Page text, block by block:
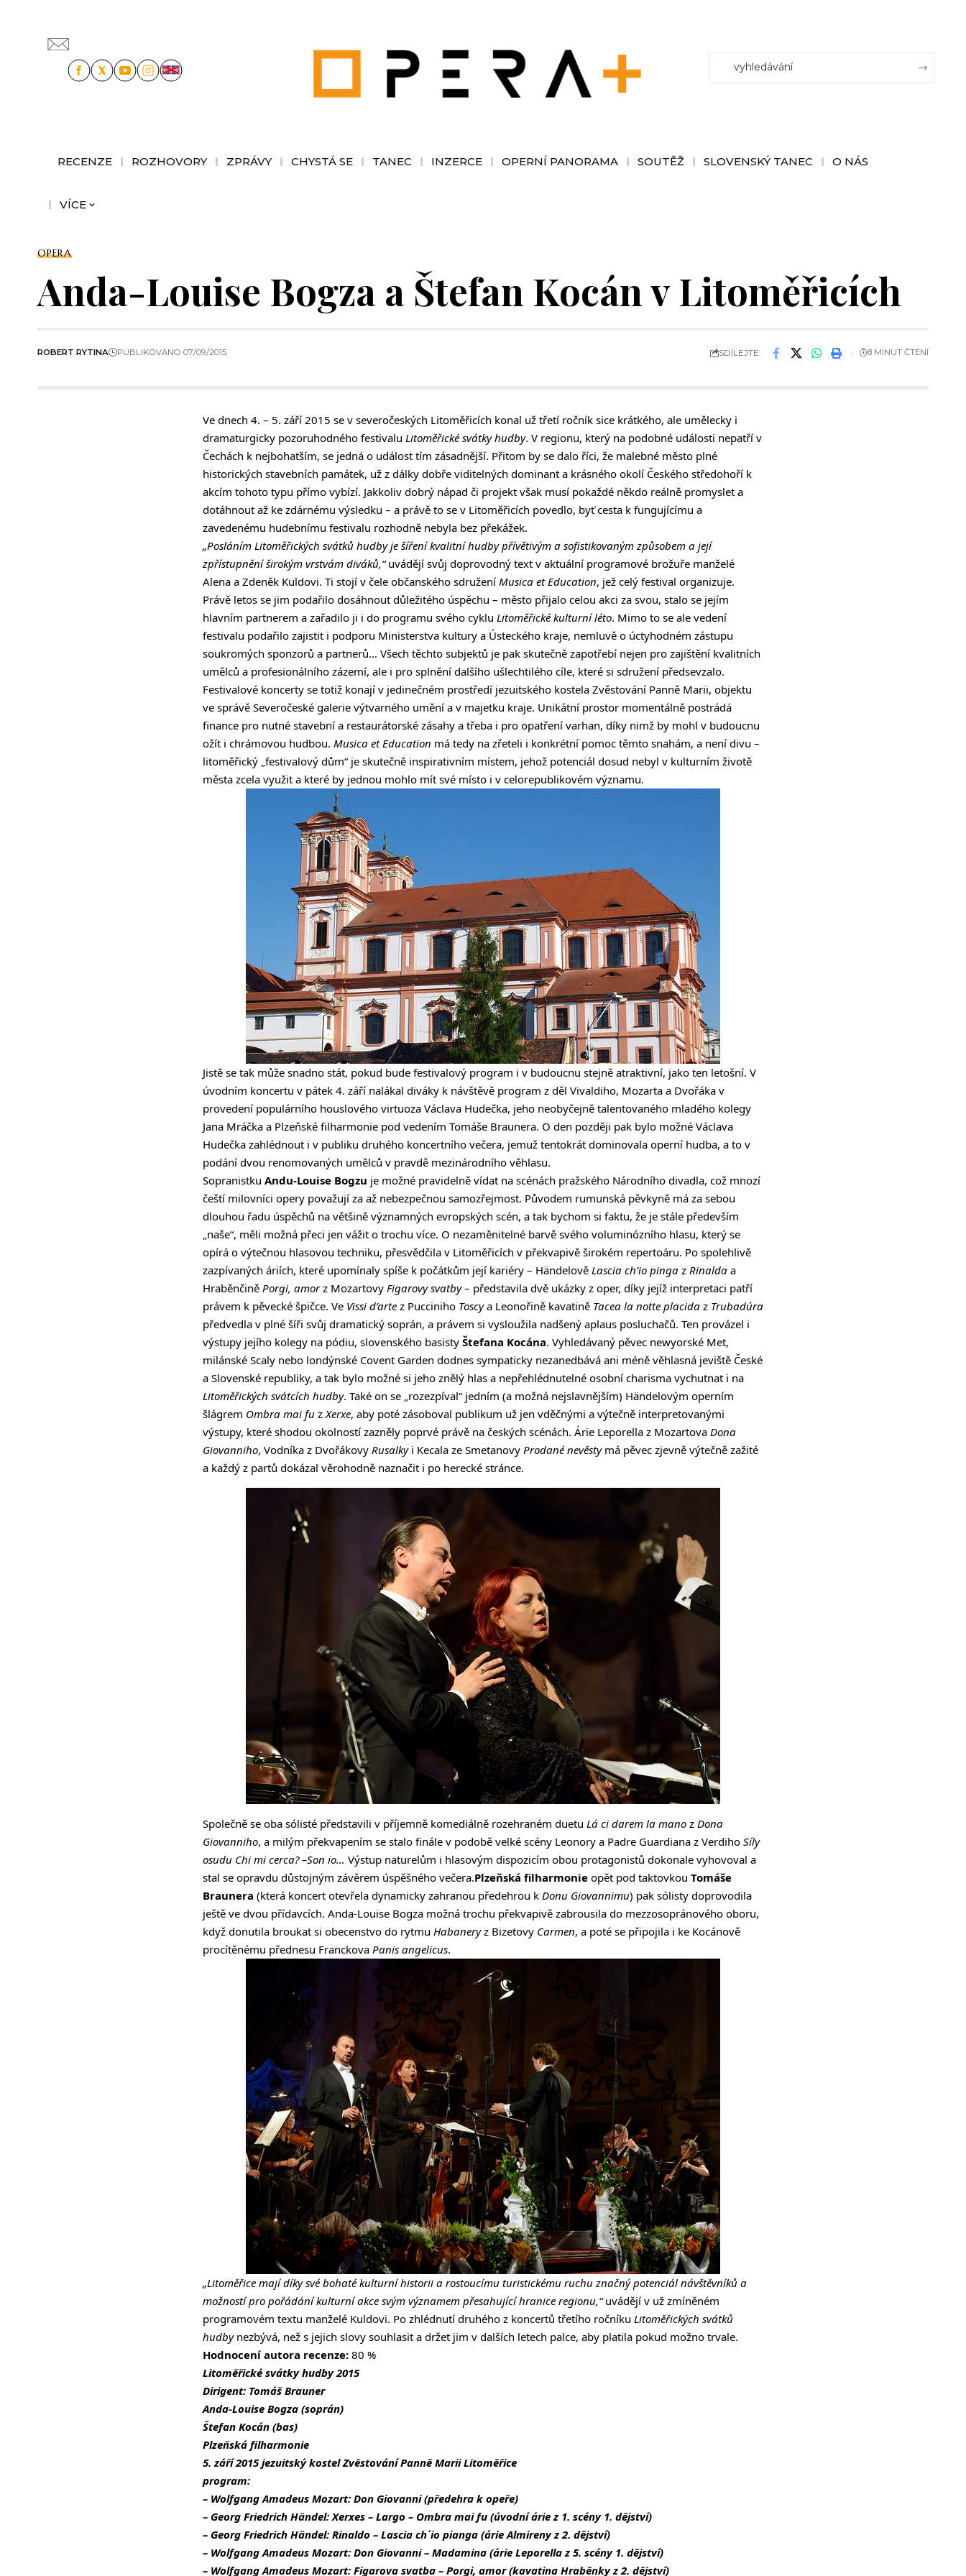
RECENZE ROZHOVORY ZPRÁVY CHYSTÁ SE TANEC INZERCE OPERNÍ PANORAMA SOUTĚŽ SLOVENSKÝ TANEC O NÁS
VÍCE
OPERA
Anda-Louise Bogza a Štefan Kocán v Litoměřicích
ROBERT RYTINA PUBLIKOVÁNO 07/09/2015 SDÍLEJTE: 8 MINUT ČTENÍ
Ve dnech 4. – 5. září 2015 se v severočeských Litoměřicích konal už třetí ročník sice krátkého, ale umělecky i
dramaturgicky pozoruhodného festivalu Litoměřické svátky hudby. V regionu, který na podobné události nepatří v
Čechách k nejbohatším, se jedná o událost tím zásadnější. Přitom by se dalo říci, že malebné město plné
historických stavebních památek, už z dálky dobře viditelných dominant a krásného okolí Českého středohoří k
akcím tohoto typu přímo vybízí. Jakkoliv dobrý nápad či projekt však musí pokaždé někdo reálně promyslet a
dotáhnout až ke zdárnému výsledku – a právě to se v Litoměřicích povedlo, byť cesta k fungujícímu a
zavedenému hudebnímu festivalu rozhodně nebyla bez překážek.
„Posláním Litoměřických svátků hudby je šíření kvalitní hudby přívětivým a sofistikovaným způsobem a její
zpřístupnění širokým vrstvám diváků,“uvádějí svůj doprovodný text v aktuální programové brožuře manželé
Alena a Zdeněk Kuldovi. Ti stojí v čele občanského sdružení Musica et Education, jež celý festival organizuje.
Právě letos se jim podařilo dosáhnout důležitého úspěchu – město přijalo celou akci za svou, stalo se jejím
hlavním partnerem a zařadilo ji i do programu svého cyklu Litoměřické kulturní léto. Mimo to se ale vedení
festivalu podařilo zajistit i podporu Ministerstva kultury a Ústeckého kraje, nemluvě o úctyhodném zástupu
soukromých sponzorů a partnerů… Všech těchto subjektů je pak skutečně zapotřebí nejen pro zajištění kvalitních
umělců a profesionálního zázemí, ale i pro splnění dalšího ušlechtilého cíle, které si sdružení předsevzalo.
Festivalové koncerty se totiž konají v jedinečném prostředí jezuitského kostela Zvěstování Panně Marii, objektu
ve správě Severočeské galerie výtvarného umění a v majetku kraje. Unikátní prostor momentálně postrádá
finance pro nutné stavební a restaurátorské zásahy a třeba i pro opatření varhan, díky nimž by mohl v budoucnu
ožít i chrámovou hudbou. Musica et Education má tedy na zřeteli i konkrétní pomoc těmto snahám, a není divu –
litoměřický „festivalový dům“ je skutečně inspirativním místem, jehož potenciál dosud nebyl v kulturním životě
města zcela využit a které by jednou mohlo mít své místo i v celorepublikovém významu.
Jistě se tak může snadno stát, pokud bude festivalový program i v budoucnu stejně atraktivní, jako ten letošní. V
úvodním koncertu v pátek 4. září nalákal diváky k návštěvě program z děl Vivaldiho, Mozarta a Dvořáka v
provedení populárního houslového virtuoza Václava Hudečka, jeho neobyčejně talentovaného mladého kolegy
Jana Mráčka a Plzeňské filharmonie pod vedením Tomáše Braunera. O den později pak bylo možné Václava
Hudečka zahlédnout i v publiku druhého koncertního večera, jemuž tentokrát dominovala operní hudba, a to v
podání dvou renomovaných umělců v pravdě mezinárodního věhlasu.
Sopranistku Andu-Louise Bogzu je možné pravidelně vídat na scénách pražského Národního divadla, což mnozí
čeští milovníci opery považují za až nebezpečnou samozřejmost. Původem rumunská pěvkyně má za sebou
dlouhou řadu úspěchů na většině významných evropských scén, a tak bychom si faktu, že je stále především
„naše“, měli možná přeci jen vážit o trochu více. O nezaměnitelné barvě svého voluminózního hlasu, který se
opírá o výtečnou hlasovou techniku, přesvědčila v Litoměřicích v překvapivě širokém repertoáru. Po spolehlivě
zazpívaných áriích, které upomínaly spíše k počátkům její kariéry – Händelově Lascia ch’io pinga z Rinalda a
Hraběnčině Porgi, amorz Mozartovy Figarovy svatby– představila dvě ukázky z oper, díky jejíž interpretaci patří
právem k pěvecké špičce. Ve Vissi d’arte z Pucciniho Toscya Leonořině kavatině Tacea la notte placida z Trubadúra
předvedla v plné šíři svůj dramatický soprán, a právem si vysloužila nadšený aplaus posluchačů. Ten provázel i
výstupy jejího kolegy na pódiu, slovenského basisty Štefana Kocána. Vyhledávaný pěvec newyorské Met,
milánské Scaly nebo londýnské Covent Garden dodnes sympaticky nezanedbává ani méně věhlasná jeviště České
a Slovenské republiky, a tak bylo možné si jeho znělý hlas a nepřehlédnutelné osobní charisma vychutnat i na
Litoměřických svátcích hudby. Také on se „rozezpíval“ jedním (a možná nejslavnějším) Händelovým operním
šlágrem Ombra mai fu z Xerxe, aby poté zásoboval publikum už jen vděčnými a výtečně interpretovanými
výstupy, které shodou okolností zazněly poprvé právě na českých scénách. Árie Leporella z Mozartova Dona
Giovanniho, Vodníka z Dvořákovy Rusalkyi Kecala ze Smetanovy Prodané nevěstymá pěvec zjevně výtečně zažité
a každý z partů dokázal věrohodně naznačit i po herecké stránce.
Společně se oba sólisté představili v příjemně komediálně rozehraném duetu Lá ci darem la mano z Dona
Giovanniho, a milým překvapením se stalo finále v podobě velké scény Leonory a Padre Guardiana z Verdiho Síly
osudu Chi mi cerca? –Son io… Výstup naturelům i hlasovým dispozicím obou protagonistů dokonale vyhovoval a
stal se opravdu důstojným závěrem úspěšného večera.Plzeňská filharmonie opět pod taktovkou Tomáše
Braunera (která koncert otevřela dynamicky zahranou předehrou k Donu Giovannimu) pak sólisty doprovodila
ještě ve dvou přídavcích. Anda-Louise Bogza možná trochu překvapivě zabrousila do mezzosopránového oboru,
když donutila broukat si obecenstvo do rytmu Habaneryz Bizetovy Carmen, a poté se připojila i ke Kocánově
procítěnému přednesu Franckova Panis angelicus.
„Litoměřice mají díky své bohaté kulturní historii a rostoucímu turistickému ruchu značný potenciál návštěvníků a
možností pro pořádání kulturní akce svým významem přesahující hranice regionu,“uvádějí v už zmíněném
programovém textu manželé Kuldovi. Po zhlédnutí druhého z koncertů třetího ročníku Litoměřických svátků
hudbynezbývá, než s jejich slovy souhlasit a držet jim v dalších letech palce, aby platila pokud možno trvale.
Hodnocení autora recenze: 80 %
Litoměřické svátky hudby 2015
Dirigent: Tomáš Brauner
Anda-Louise Bogza (soprán)
Štefan Kocán (bas)
Plzeňská filharmonie
5. září 2015 jezuitský kostel Zvěstování Panně Marii Litoměřice
program:
– Wolfgang Amadeus Mozart: Don Giovanni (předehra k opeře)
– Georg Friedrich Händel: Xerxes – Largo – Ombra mai fu (úvodní árie z 1. scény 1. dějství)
– Georg Friedrich Händel: Rinaldo – Lascia ch´io pianga (árie Almireny z 2. dějství)
– Wolfgang Amadeus Mozart: Don Giovanni – Madamina (árie Leporella z 5. scény 1. dějství)
– Wolfgang Amadeus Mozart: Figarova svatba – Porgi, amor (kavatina Hraběnky z 2. dějství)